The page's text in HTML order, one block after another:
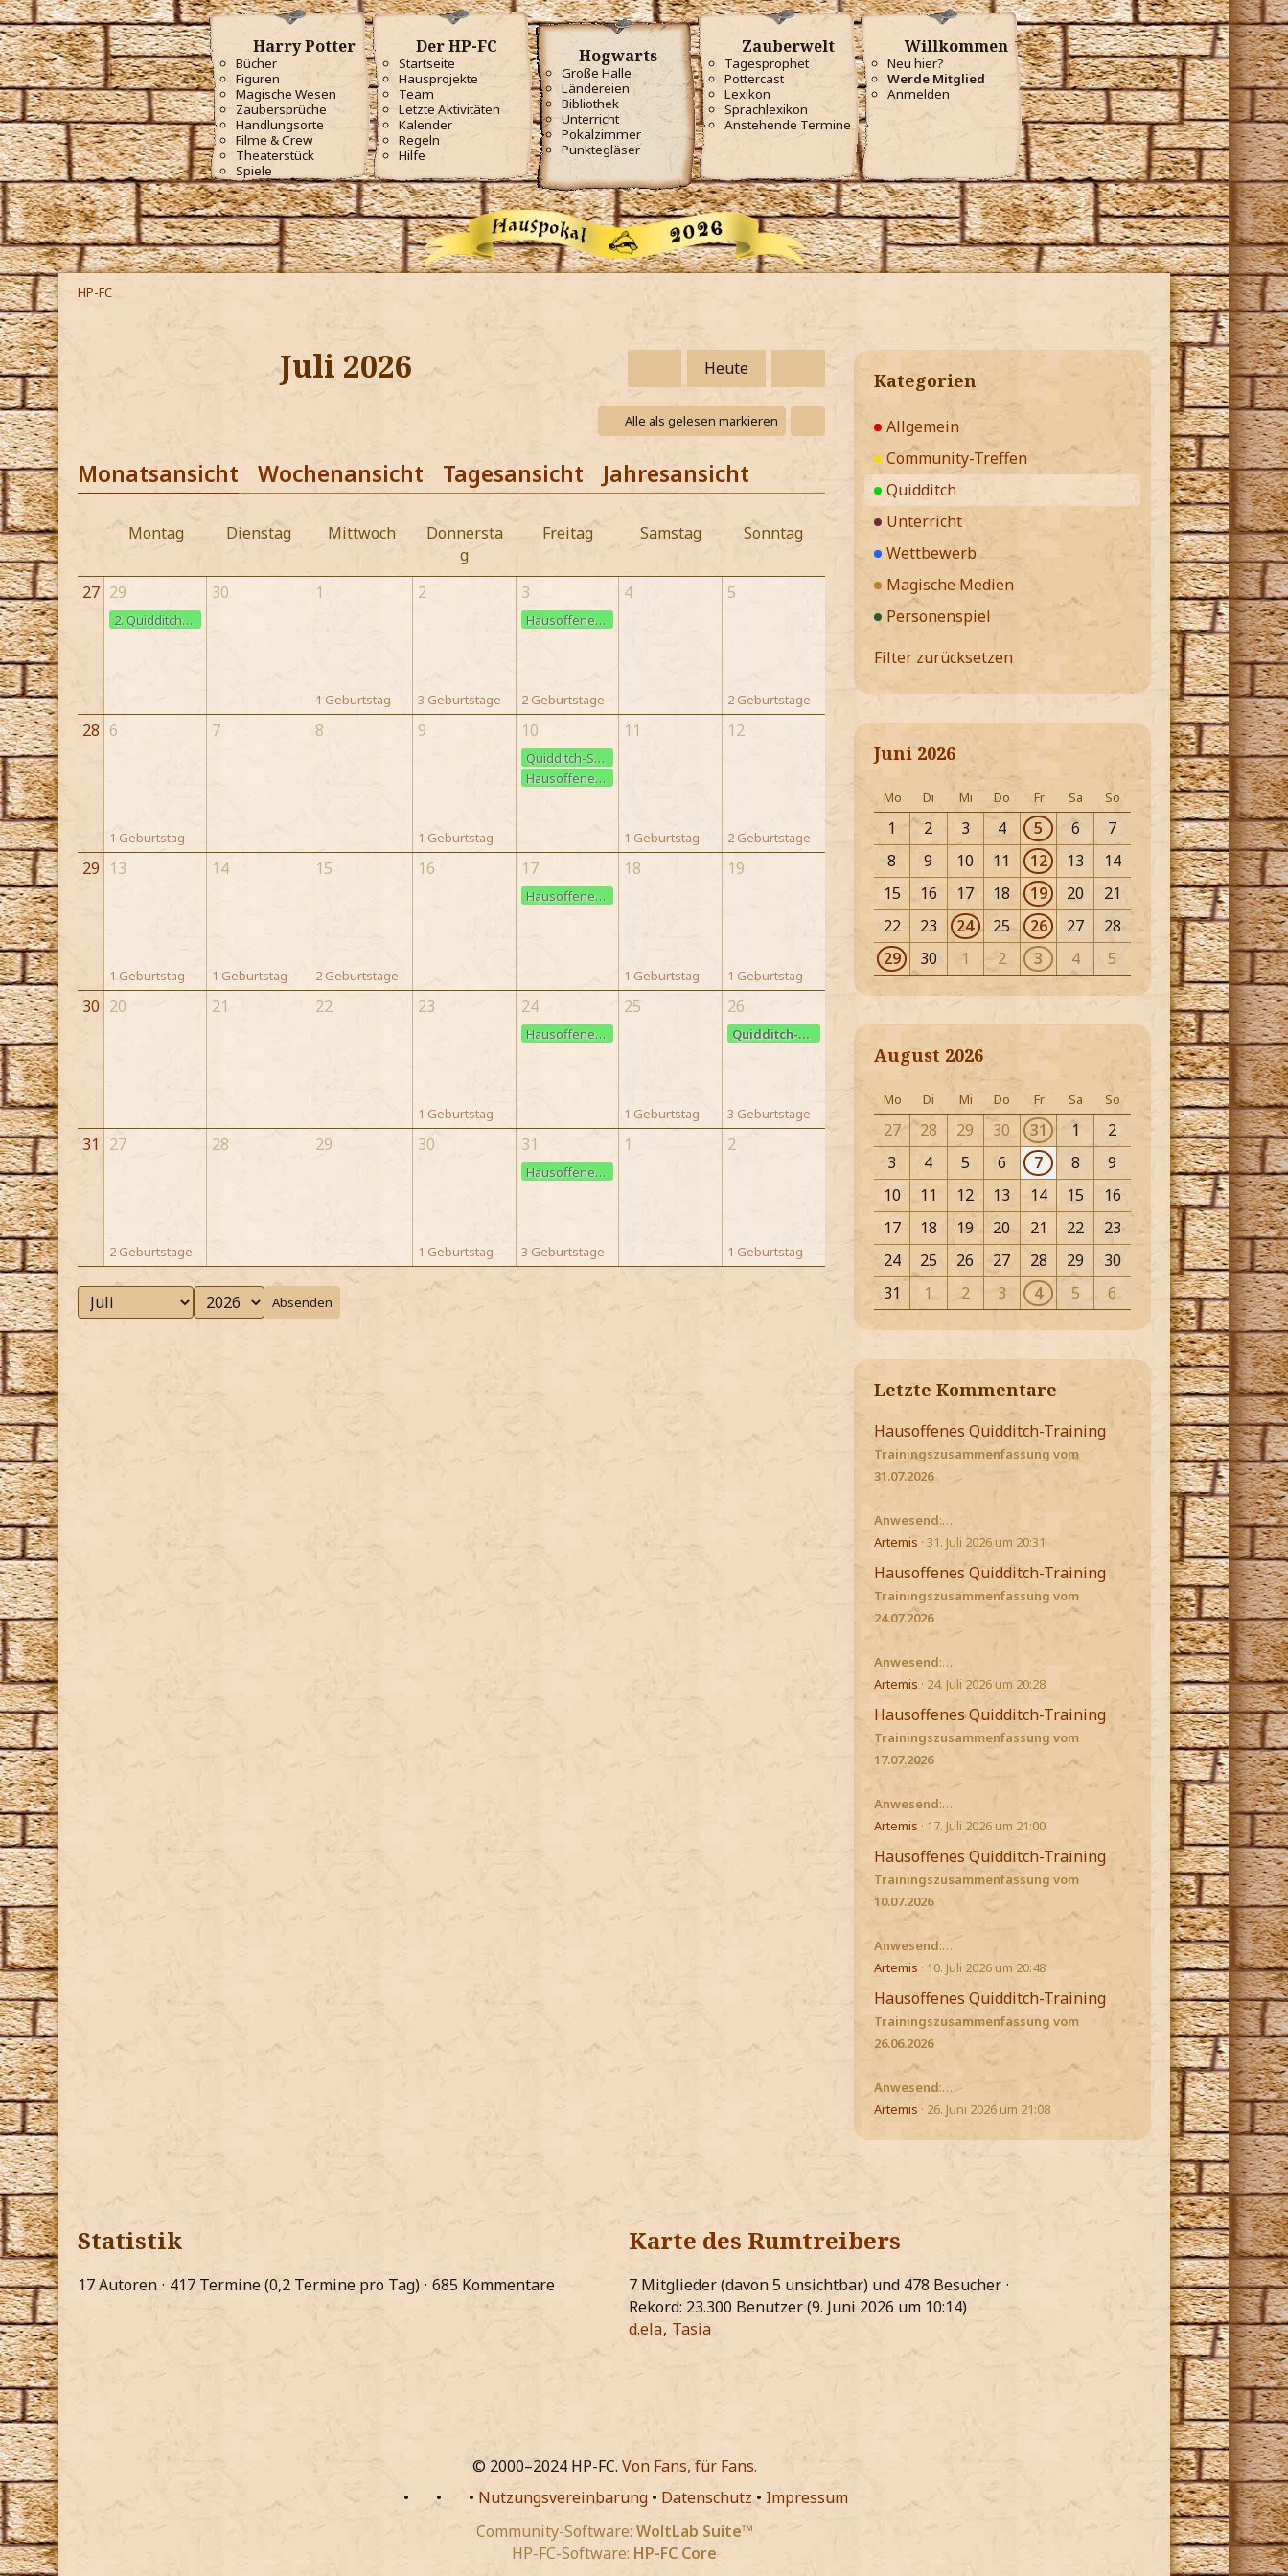
Harry Potter
Bücher
Figuren
Magische Wesen
Zaubersprüche
Handlungsorte
Filme & Crew
Theaterstück
Spiele
Der HP-FC
Startseite
Hausprojekte
Team
Letzte Aktivitäten
Kalender
Regeln
Hilfe
Hogwarts
Große Halle
Ländereien
Bibliothek
Unterricht
Pokalzimmer
Punktegläser
Zauberwelt
Tagesprophet
Pottercast
Lexikon
Sprachlexikon
Anstehende Termine
Willkommen
Neu hier?
Werde Mitglied
Anmelden
HP-FC
Juli 2026 Heute
Alle als gelesen markieren
Monatsansicht Wochenansicht Tagesansicht Jahresansicht
Montag Dienstag Mittwoch
Donnersta
g
Freitag Samstag Sonntag
27 29
2. Quidditch-Pokalspiel
30 1
1 Geburtstag
2
3 Geburtstage
3
Hausoffenes Quidditch-Training
2 Geburtstage
4 5
2 Geburtstage
28 6
1 Geburtstag
7 8 9
1 Geburtstag
10
Quidditch-Schnupper-Training
Hausoffenes Quidditch-Training
11
1 Geburtstag
12
2 Geburtstage
29 13
1 Geburtstag
14
1 Geburtstag
15
2 Geburtstage
16 17
Hausoffenes Quidditch-Training
18
1 Geburtstag
19
1 Geburtstag
30 20 21 22 23
1 Geburtstag
24
Hausoffenes Quidditch-Training
25
1 Geburtstag
26
Quidditch-Spezialtraining
3 Geburtstage
31 27
2 Geburtstage
28 29 30
1 Geburtstag
31
Hausoffenes Quidditch-Training
3 Geburtstage
1 2
1 Geburtstag
Absenden
Kategorien
Allgemein
Community-Treffen
Quidditch
Unterricht
Wettbewerb
Magische Medien
Personenspiel
Filter zurücksetzen
Juni 2026
Mo Di Mi Do Fr Sa So
1 2 3 4 5 6
7
8
9 10 11 12 13
14
15
16 17 18 19 20
21
22
23 24 25 26 27
28
29
30 1 2 3 4 5
August 2026
Mo Di Mi Do Fr Sa So
27 28 29 30 31 1
2
3
4 5 6 7 8
9
10
11 12 13 14 15
16
17
18 19 20 21 22
23
24
25 26 27 28 29
30
31
1 2 3 4 5 6
Letzte Kommentare
Hausoffenes Quidditch-Training
Trainingszusammenfassung vom
31.07.2026
Anwesend:…
Artemis 31. Juli 2026 um 20:31
Hausoffenes Quidditch-Training
Trainingszusammenfassung vom
24.07.2026
Anwesend:…
Artemis
24. Juli 2026 um 20:28
Hausoffenes Quidditch-Training
Trainingszusammenfassung vom
17.07.2026
Anwesend:…
Artemis
17. Juli 2026 um 21:00
Hausoffenes Quidditch-Training
Trainingszusammenfassung vom
10.07.2026
Anwesend:…
Artemis
10. Juli 2026 um 20:48
Hausoffenes Quidditch-Training
Trainingszusammenfassung vom
26.06.2026
Anwesend:…
Artemis
26. Juni 2026 um 21:08
Statistik
17 Autoren 417 Termine (0,2 Termine pro Tag) 685 Kommentare
Karte des Rumtreibers
7 Mitglieder (davon 5 unsichtbar) und 478 Besucher
Rekord: 23.300 Benutzer (9. Juni 2026 um 10:14)
d.ela Tasia
© 2000–2024 HP-FC. Von Fans, für Fans.
•
• • Nutzungsvereinbarung • Datenschutz• Impressum
Community-Software: WoltLab Suite™
HP-FC-Software: HP-FC Core